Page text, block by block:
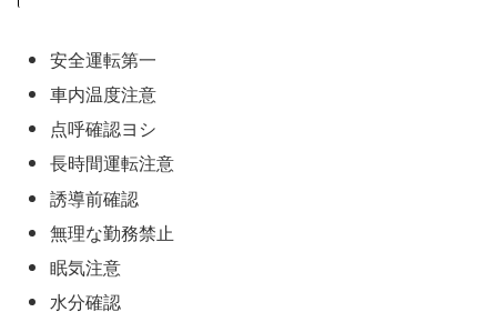
安全運転第一
車内温度注意
点呼確認ヨシ
長時間運転注意
誘導前確認
無理な勤務禁止
眠気注意
水分確認